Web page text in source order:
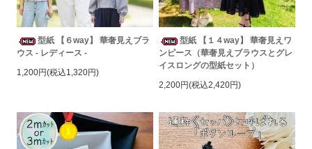
型紙 【６way】 華奢見えブラ
ウス - レディース -
1,200円(税込1,320円)
型紙 【１４way】 華奢見えワ
ンピース（華奢見えブラウスとグレ
イスロングの型紙セット）
2,200円(税込2,420円)